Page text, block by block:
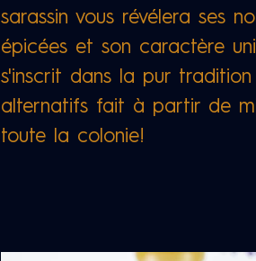
sarassin vous révélera ses
épicées et son caractère
s'inscrit dans la pur tradition
alternatifs fait à partir de
toute la colonie!